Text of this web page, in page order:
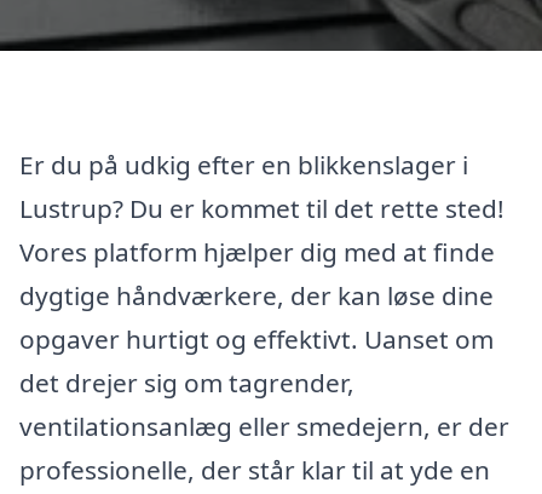
Er du på udkig efter en blikkenslager i
Lustrup? Du er kommet til det rette sted!
Vores platform hjælper dig med at finde
dygtige håndværkere, der kan løse dine
opgaver hurtigt og effektivt. Uanset om
det drejer sig om tagrender,
ventilationsanlæg eller smedejern, er der
professionelle, der står klar til at yde en